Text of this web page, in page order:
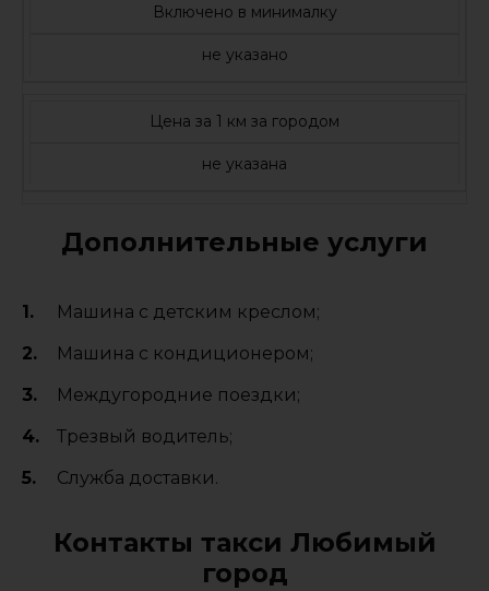
Включено в минималку
не указано
Цена за 1 км за городом
не указана
Дополнительные услуги
Машина с детским креслом;
Машина с кондиционером;
Междугородние поездки;
Трезвый водитель;
Служба доставки.
Контакты такси Любимый
город